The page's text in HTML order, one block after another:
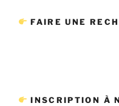
FAIRE UNE
INSCRIPTION À